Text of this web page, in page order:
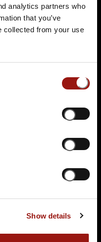
analytics partners who
that you’ve
collected from your use
Show details
€
Krimi